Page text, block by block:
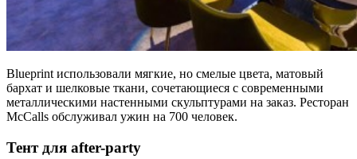
Blueprint использовали мягкие, но смелые цвета, матовый
бархат и шелковые ткани, сочетающиеся с современными
металлическими настенными скульптурами на заказ. Ресторан
McCalls обслуживал ужин на 700 человек.
Тент для after-party